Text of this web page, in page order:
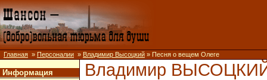
Главная » Персоналии » Владимир Высоцкий » Песня о вещем Олеге
Информация Владимир